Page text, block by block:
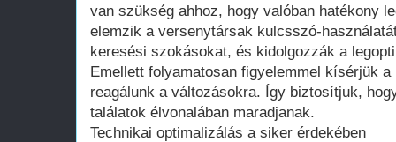
van szükség ahhoz, hogy valóban hatékony
elemzik a versenytársak kulcsszó-
keresési szokásokat, és kidolgozzák a
Emellett folyamatosan figyelemmel kísérjük
reagálunk a változásokra. Így biztosítjuk,
találatok élvonalában maradjanak.
Technikai optimalizálás a siker érdekében